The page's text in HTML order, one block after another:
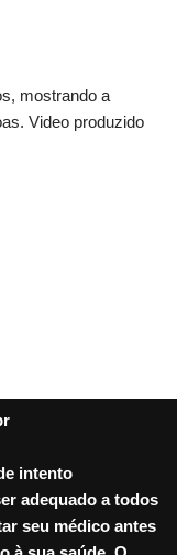
mostrando a
Video produzido
intento
adequado a todos
seu médico antes